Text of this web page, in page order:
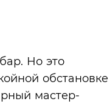
Но это
обстановке
мастер-